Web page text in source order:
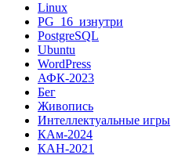
Linux
PG_16_изнутри
PostgreSQL
Ubuntu
WordPress
АФК-2023
Бег
Живопись
Интеллектуальные игры
КАм-2024
КАН-2021